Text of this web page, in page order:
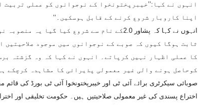
انہوں نے کہا:’’خیبرپختونخوا کے نوجوانوں کو عملی
اپنا کاروبار شروع کرنے کے قابل ہوسکیں۔‘‘
انہوں نے کہا کہ پشاور 2.0کے نام سے شروع کیا
ثابت ہوگا کیوں کہ صوبے کے نوجوانوں میں موجود
کا عملی اظہار نہیں کرپاتے۔ انہوں نے کہا کہ وہ گزشتہ
کوحاصل ہونے والی غیر معمولی پذیرائی کا مشاہدہ کرچکے
صوبائی سیکرٹری برائے آئی ٹی اور خیبرپختونخوا آئی ٹی بورڈ کی
اختراع پسندی کی غیر معمولی صلاحیتیں ہیں۔ حکومت تخلیقی اور